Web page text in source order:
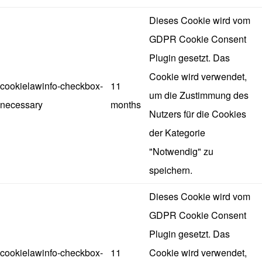
cookielawinfo-checkbox-
necessary
11
months
Dieses Cookie wird vom
GDPR Cookie Consent
Plugin gesetzt. Das
Cookie wird verwendet,
um die Zustimmung des
Nutzers für die Cookies
der Kategorie
"Notwendig" zu
speichern.
cookielawinfo-checkbox- 11
Dieses Cookie wird vom
GDPR Cookie Consent
Plugin gesetzt. Das
Cookie wird verwendet,